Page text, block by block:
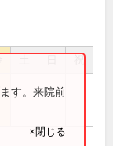
祝
す。来院前
×閉じる